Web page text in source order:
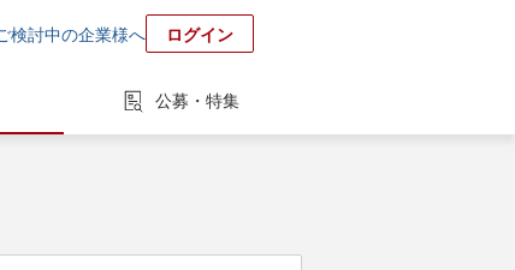
検討中の企業様へ ログイン
公募・特集